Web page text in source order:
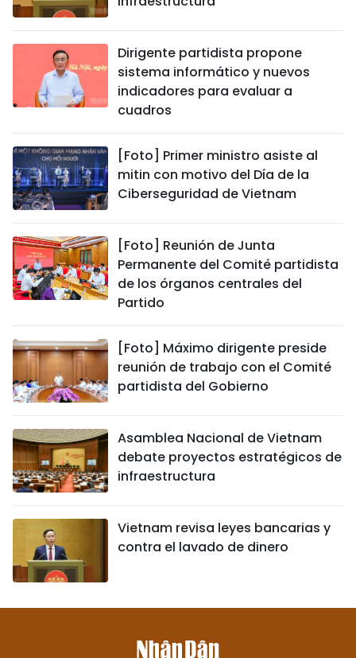
Dirigente partidista propone
sistema informático y nuevos
indicadores para evaluar a
cuadros
[Foto] Primer ministro asiste al
mitin con motivo del Día de la
Ciberseguridad de Vietnam
[Foto] Reunión de Junta
Permanente del Comité partidista
de los órganos centrales del
Partido
[Foto] Máximo dirigente preside
reunión de trabajo con el Comité
partidista del Gobierno
Asamblea Nacional de Vietnam
debate proyectos estratégicos de
infraestructura
Vietnam revisa leyes bancarias y
contra el lavado de dinero